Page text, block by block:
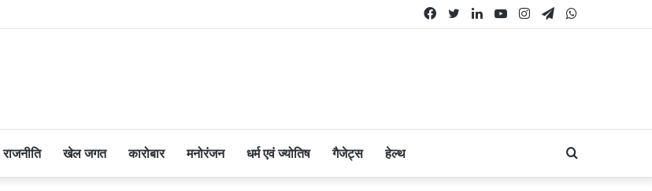
Telegram
Instagram
YouTube
LinkedIn
Twitter
Facebook
राजनीति खेल जगत कारोबार मनोरंजन धर्म एवं ज्योतिष गैजेट्स हेल्थ Search